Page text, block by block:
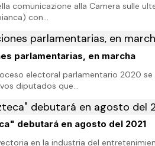
comunicazione alla Camera sulle
con…
parlamentarias, en marcha
electoral parlamentario 2020
diputados que…
debutará en agosto del 2021
en la industria del